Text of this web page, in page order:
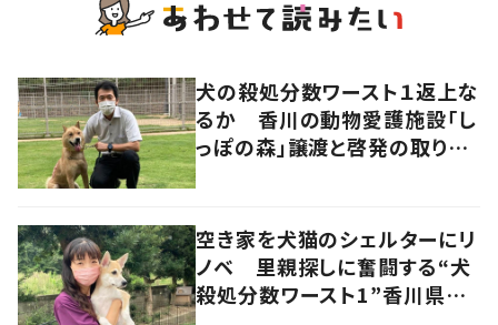
犬の殺処分数ワースト１返上な
るか 香川の動物愛護施設「し
っぽの森」譲渡と啓発の取り組
空き家を犬猫のシェルターにリ
ノベ 里親探しに奮闘する“犬
殺処分数ワースト1”香川県の